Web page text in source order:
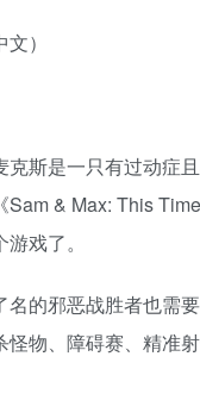
）
斯是一只有过动症
& Max: This
戏了。
的邪恶战胜者也需
物、障碍赛、精准